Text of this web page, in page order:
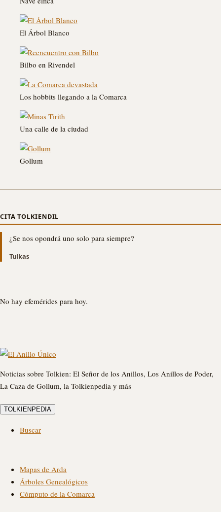
El Árbol Blanco
Bilbo en Rivendel
Los hobbits llegando a la Comarca
Una calle de la ciudad
Gollum
CITA TOLKIENDIL
¿Se nos opondrá uno solo para siempre?
Tulkas
No hay efemérides para hoy.
Noticias sobre Tolkien: El Señor de los Anillos, Los Anillos de Poder,
La Caza de Gollum, la Tolkienpedia y más
TOLKIENPEDIA
Buscar
Mapas de Arda
Árboles Genealógicos
Cómputo de la Comarca